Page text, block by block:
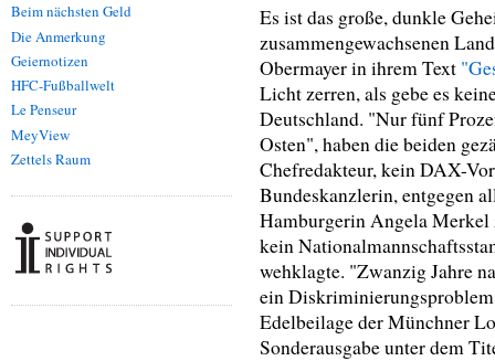
Beim nächsten Geld
Die Anmerkung
Geiernotizen
HFC-Fußballwelt
Le Penseur
MeyView
Zettels Raum
Es ist das große, dunkle
zusammengewachsenen
Obermayer in ihrem Text
Licht zerren, als gebe es
Deutschland. "Nur fünf
Osten", haben die beiden
Chefredakteur, kein DAX-
Bundeskanzlerin, entgegen
Hamburgerin Angela Merkel
kein
wehklagte. "Zwanzig Jahre
ein
Edelbeilage der Münchner
Sonderausgabe unter dem